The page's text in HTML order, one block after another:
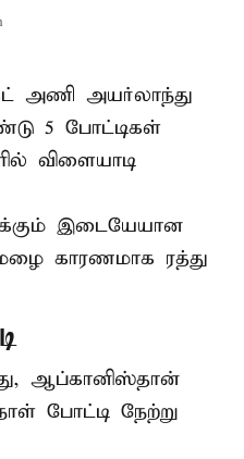
அணி அயர்லாந்து
5 போட்டிகள்
விளையாடி
இடையேயான
காரணமாக ரத்து
ஆப்கானிஸ்தான்
போட்டி நேற்று